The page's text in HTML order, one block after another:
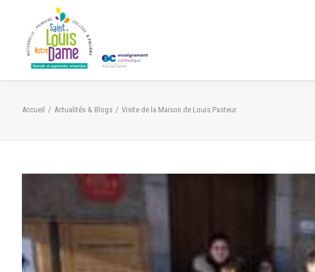
Accueil Actualités & Blogs Visite de la Maison de Louis Pasteur
Panneau de gestion des cookies